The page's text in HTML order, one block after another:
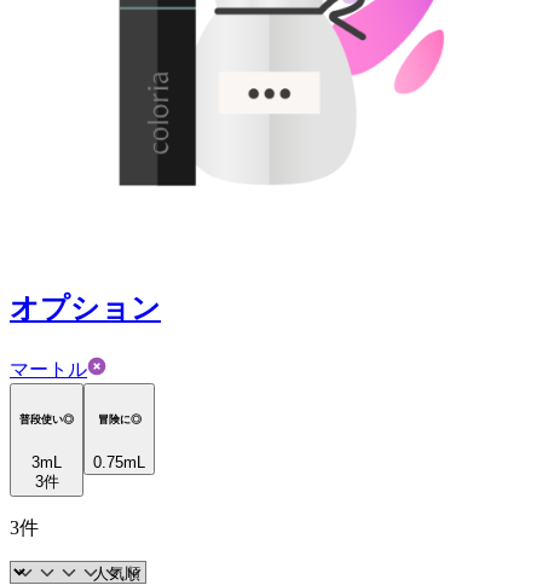
オプション
マートル
普段使い◎
3mL
3件
冒険に◎
0.75mL
3件